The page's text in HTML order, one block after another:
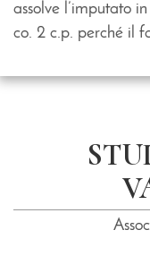
assolve l’imputato
co. 2 c.p. perché il